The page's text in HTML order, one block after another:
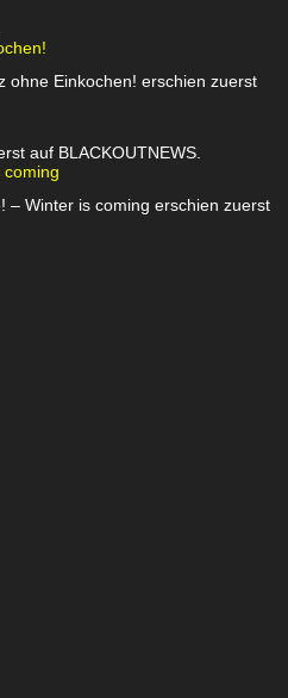
ohne Einkochen! erschien zuerst
auf BLACKOUTNEWS.
coming
– Winter is coming erschien zuerst